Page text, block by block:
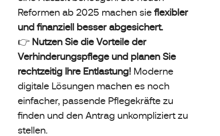
Reformen ab 2025 machen sie flexibler
und finanziell besser abgesichert.
👉 Nutzen Sie die Vorteile der
Verhinderungspflege und planen Sie
rechtzeitig Ihre Entlastung! Moderne
digitale Lösungen machen es noch
einfacher, passende Pflegekräfte zu
finden und den Antrag unkompliziert zu
stellen.